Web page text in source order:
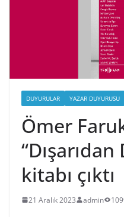
DUYURULAR YAZAR DUYURUSU
Ömer
kitabı çıktı
21 Aralık 2023 admin